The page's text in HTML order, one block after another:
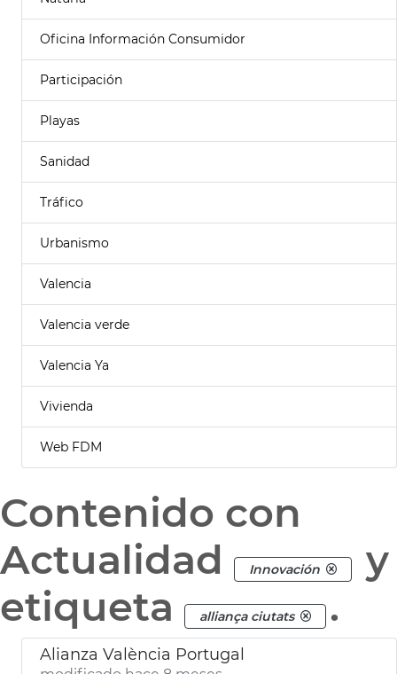
Oficina Información Consumidor
Participación
Playas
Sanidad
Tráfico
Urbanismo
Valencia
Valencia verde
Valencia Ya
Vivienda
Web FDM
Contenido con
Actualidad
Innovación
y
etiqueta
alliança ciutats .
Alianza València Portugal